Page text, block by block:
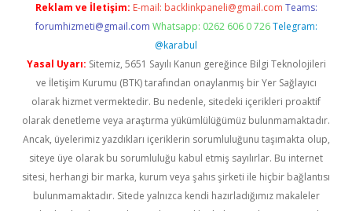
Reklam ve İletişim: E-mail: backlinkpaneli@gmail.com Teams:
forumhizmeti@gmail.com Whatsapp: 0262 606 0 726 Telegram:
@karabul
Yasal Uyarı: Sitemiz, 5651 Sayılı Kanun gereğince Bilgi Teknolojileri
ve İletişim Kurumu (BTK) tarafından onaylanmış bir Yer Sağlayıcı
olarak hizmet vermektedir. Bu nedenle, sitedeki içerikleri proaktif
olarak denetleme veya araştırma yükümlülüğümüz bulunmamaktadır.
Ancak, üyelerimiz yazdıkları içeriklerin sorumluluğunu taşımakta olup,
siteye üye olarak bu sorumluluğu kabul etmiş sayılırlar. Bu internet
sitesi, herhangi bir marka, kurum veya şahıs şirketi ile hiçbir bağlantısı
bulunmamaktadır. Sitede yalnızca kendi hazırladığımız makaleler